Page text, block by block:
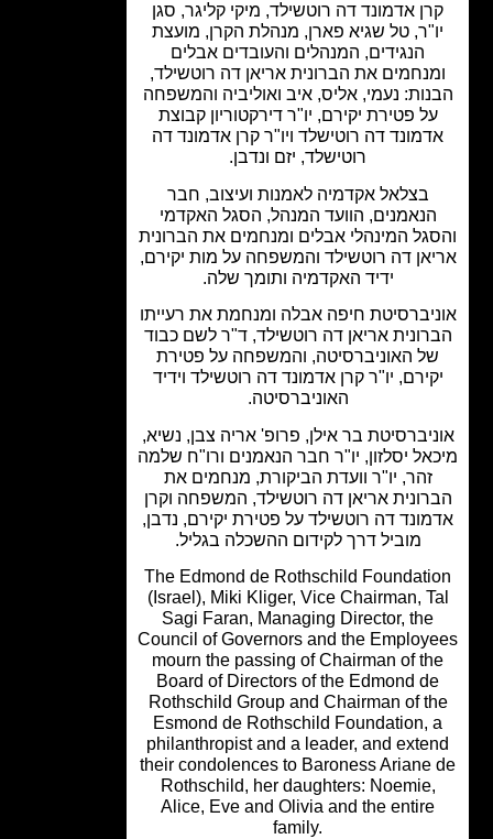
אדמונד דה רוטשילד, מיקי קליגר, סגן
טל שגיא פארן, מנהלת הקרן, מועצת
הנגידים, המנהלים והעובדים אבלים
את הברונית אריאן דה רוטשילד,
נעמי, אליס, איב ואוליביה והמשפחה
פטירת יקירם, יו"ר דירקטוריון קבוצת
דה רוטישלד ויו"ר קרן אדמונד דה
רוטישלד, יזם ונדבן.
בצלאל אקדמיה לאמנות ועיצוב, חבר
הנאמנים, הוועד המנהל, הסגל האקדמי
המינהלי אבלים ומנחמים את הברונית
דה רוטשילד והמשפחה על מות יקירם,
ידיד האקדמיה ותומך שלה.
חיפה אבלה ומנחמת את רעייתו
אריאן דה רוטשילד, ד"ר לשם כבוד
האוניברסיטה, והמשפחה על פטירת
יו"ר קרן אדמונד דה רוטשילד וידיד
האוניברסיטה.
בר אילן, פרופ' אריה צבן, נשיא,
יסלזון, יו"ר חבר הנאמנים ורו"ח שלמה
זהר, יו"ר וועדת הביקורת, מנחמים את
אריאן דה רוטשילד, המשפחה וקרן
דה רוטשילד על פטירת יקירם, נדבן,
מוביל דרך לקידום ההשכלה בגליל.
The Edmond de Rothschild
(Israel), Miki Kliger, Vice Chairman,
Sagi Faran, Managing Director, the
Council of Governors and the
mourn the passing of Chairman of
Board of Directors of the Edmond
Rothschild Group and Chairman of
Esmond de Rothschild Foundation,
philanthropist and a leader, and
their condolences to Baroness Ariane
Rothschild, her daughters: Noemie,
Alice, Eve and Olivia and the entire